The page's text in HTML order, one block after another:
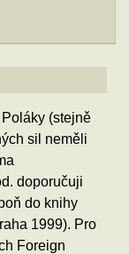
(stejně
sil neměli
doporučuji
do knihy
1999). Pro
Foreign